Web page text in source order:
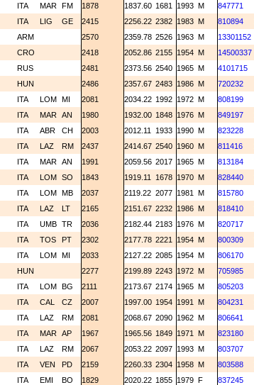
ITA MAR FM 1878 1837.60 1681 1993 M 847771
ITA LIG GE 2415 2256.22 2382 1983 M 810894
ARM 2570 2359.78 2526 1963 M
13301152
CRO 2418 2052.86 2155 1954 M
14500337
RUS 2481 2373.56 2540 1965 M
4101715
HUN 2486 2357.67 2483 1986 M
720232
ITA LOM MI 2081 2034.22 1992 1972 M 808199
ITA MAR AN 1980 1932.00 1848 1976 M 849197
ITA ABR CH 2003 2012.11 1933 1990 M 823228
ITA LAZ RM 2437 2414.67 2540 1960 M 811416
ITA MAR AN 1991 2059.56 2017 1965 M 813184
ITA LOM SO 1843 1919.11 1678 1970 M 828440
ITA LOM MB 2037 2119.22 2077 1981 M 815780
ITA LAZ LT 2165 2151.67 2232 1986 M 818410
ITA UMB TR 2036 2182.44 2183 1976 M 820717
ITA TOS PT 2302 2177.78 2221 1954 M 800309
ITA LOM MI 2033 2127.22 2085 1954 M 806170
HUN 2277 2199.89 2243 1972 M
705985
ITA LOM BG 2111 2173.67 2174 1965 M 805203
ITA CAL CZ 2007 1997.00 1954 1991 M 804231
ITA LAZ RM 2081 2068.67 2090 1962 M 806641
ITA MAR AP 1967 1965.56 1849 1971 M 823180
ITA LAZ RM 2067 2053.22 2097 1993 M 803707
ITA VEN PD 2159 2260.33 2304 1958 M 803588
ITA EMI BO 1829 2020.22 1855 1979 F 837245